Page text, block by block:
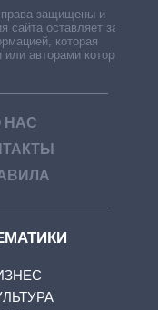
защищены и
сайта оставляет за
которая
авторами которой
НАС